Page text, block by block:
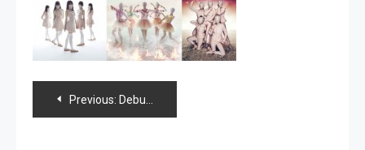
Navegación
Previous: Debut de subgrupo de «Fairies», segundo álbum de «Momoclo» y sencillo de «Vanilla Beans»